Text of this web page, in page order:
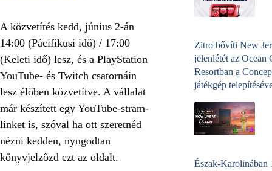
A közvetítés kedd, június 2-án
14:00 (Pácifikusi idő) / 17:00
(Keleti idő) lesz, és a PlayStation
YouTube- és Twitch csatornáin
lesz élőben közvetítve. A vállalat
már készített egy YouTube-stram-
linket is, szóval ha ott szeretnéd
nézni kedden, nyugodtan
könyvjelzőzd ezt az oldalt.
Zitro bővíti New
jelenlétét az Ocean
Resortban a
játékgép
Észak-Karolinában